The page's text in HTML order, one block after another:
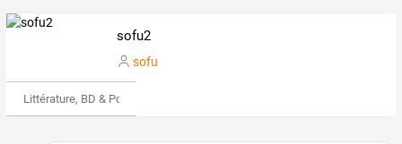
sofu2
sofu
Littérature, BD & Poésie